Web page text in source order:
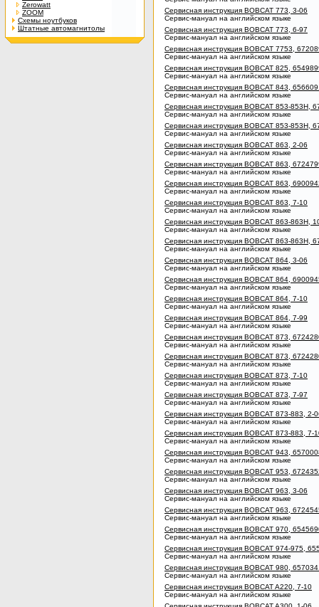
Zerowatt
ZOOM
Схемы ноутбуков
Штатные автомагнитолы
Сервисная инструкция BOBCAT 773, 3-06
Сервис-мануал на английском языке
Сервисная инструкция BOBCAT 773, 6-97
Сервис-мануал на английском языке
Сервисная инструкция BOBCAT 7753,
Сервис-мануал на английском языке
Сервисная инструкция BOBCAT 825,
Сервис-мануал на английском языке
Сервисная инструкция BOBCAT 843,
Сервис-мануал на английском языке
Сервисная инструкция BOBCAT 853-853H,
Сервис-мануал на английском языке
Сервисная инструкция BOBCAT 853-853H,
Сервис-мануал на английском языке
Сервисная инструкция BOBCAT 863, 2-06
Сервис-мануал на английском языке
Сервисная инструкция BOBCAT 863,
Сервис-мануал на английском языке
Сервисная инструкция BOBCAT 863,
Сервис-мануал на английском языке
Сервисная инструкция BOBCAT 863, 7-10
Сервис-мануал на английском языке
Сервисная инструкция BOBCAT 863-863H,
Сервис-мануал на английском языке
Сервисная инструкция BOBCAT 863-863H,
Сервис-мануал на английском языке
Сервисная инструкция BOBCAT 864, 3-06
Сервис-мануал на английском языке
Сервисная инструкция BOBCAT 864,
Сервис-мануал на английском языке
Сервисная инструкция BOBCAT 864, 7-10
Сервис-мануал на английском языке
Сервисная инструкция BOBCAT 864, 7-99
Сервис-мануал на английском языке
Сервисная инструкция BOBCAT 873,
Сервис-мануал на английском языке
Сервисная инструкция BOBCAT 873,
Сервис-мануал на английском языке
Сервисная инструкция BOBCAT 873, 7-10
Сервис-мануал на английском языке
Сервисная инструкция BOBCAT 873, 7-97
Сервис-мануал на английском языке
Сервисная инструкция BOBCAT 873-883, 2-
Сервис-мануал на английском языке
Сервисная инструкция BOBCAT 873-883, 7-
Сервис-мануал на английском языке
Сервисная инструкция BOBCAT 943,
Сервис-мануал на английском языке
Сервисная инструкция BOBCAT 953,
Сервис-мануал на английском языке
Сервисная инструкция BOBCAT 963, 3-06
Сервис-мануал на английском языке
Сервисная инструкция BOBCAT 963,
Сервис-мануал на английском языке
Сервисная инструкция BOBCAT 970,
Сервис-мануал на английском языке
Сервисная инструкция BOBCAT 974-975,
Сервис-мануал на английском языке
Сервисная инструкция BOBCAT 980,
Сервис-мануал на английском языке
Сервисная инструкция BOBCAT A220, 7-10
Сервис-мануал на английском языке